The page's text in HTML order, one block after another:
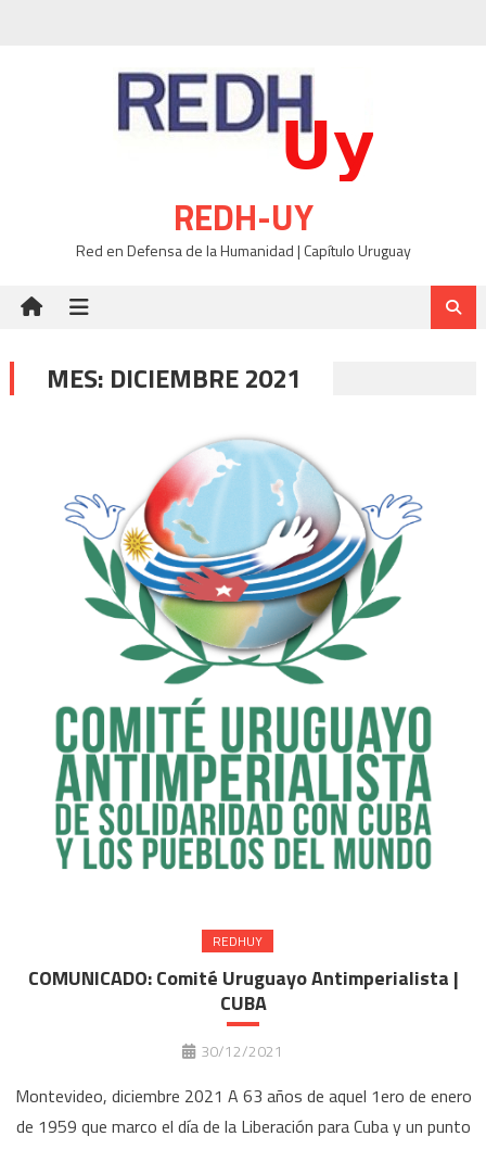
REDH-UY
Red en Defensa de la Humanidad | Capítulo Uruguay
MES: DICIEMBRE 2021
REDHUY
COMUNICADO: Comité Uruguayo Antimperialista |
CUBA
30/12/2021
Montevideo, diciembre 2021 A 63 años de aquel 1ero de enero
de 1959 que marco el día de la Liberación para Cuba y un punto